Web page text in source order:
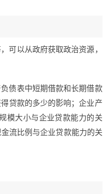
可以从政府获取政治资源，
债表中短期借款和长期借款
贷款的多少的影响；企业产
模大小与企业贷款能力的关
流比例与企业贷款能力的关